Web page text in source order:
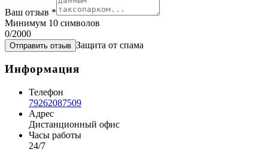
Ваш отзыв *
Минимум 10 символов
0/2000
Отправить отзыв Защита от спама
Информация
Телефон
79262087509
Адрес
Дистанционный офис
Часы работы
24/7